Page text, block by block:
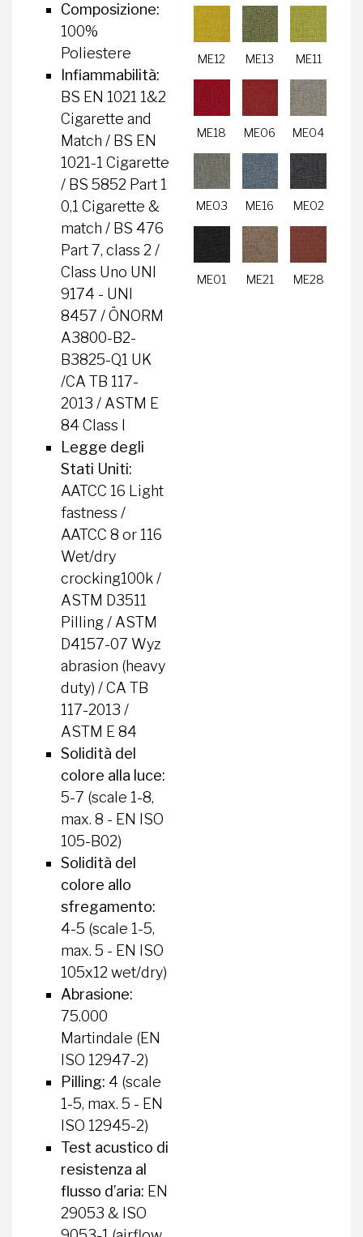
Composizione:
100%
Poliestere
Infiammabilità:
BS EN 1021 1&2
Cigarette and
Match / BS EN
1021-1 Cigarette
/ BS 5852 Part 1
0,1 Cigarette &
match / BS 476
Part 7, class 2 /
Class Uno UNI
9174 - UNI
8457 / ÖNORM
A3800-B2-
B3825-Q1 UK
/CA TB 117-
2013 / ASTM E
84 Class I
Legge degli
Stati Uniti:
AATCC 16 Light
fastness /
AATCC 8 or 116
Wet/dry
crocking100k /
ASTM D3511
Pilling / ASTM
D4157-07 Wyz
abrasion (heavy
duty) / CA TB
117-2013 /
ASTM E 84
Solidità del
colore alla luce:
5-7 (scale 1-8,
max. 8 - EN ISO
105-B02)
Solidità del
colore allo
sfregamento:
4-5 (scale 1-5,
max. 5 - EN ISO
105x12 wet/dry)
Abrasione:
75.000
Martindale (EN
ISO 12947-2)
Pilling: 4 (scale
1-5, max. 5 - EN
ISO 12945-2)
Test acustico di
resistenza al
flusso d’aria: EN
29053 & ISO
ME12 ME13 ME11
ME18 ME06 ME04
ME03 ME16 ME02
ME01 ME21 ME28